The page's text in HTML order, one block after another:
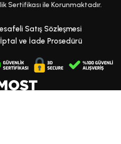
Sertifikası ile Korunmaktadır.
Satış Sözleşmesi
İptal ve İade Prosedürü